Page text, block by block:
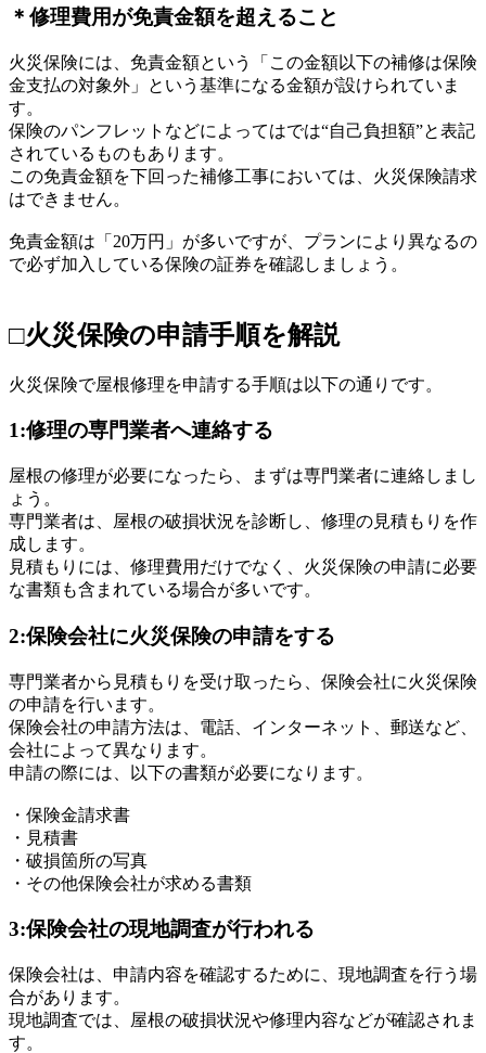
＊修理費用が免責金額を超えること
火災保険には、免責金額という「この金額以下の補修は保険
金支払の対象外」という基準になる金額が設けられていま
す。
保険のパンフレットなどによってはでは“自己負担額”と表記
されているものもあります。
この免責金額を下回った補修工事においては、火災保険請求
はできません。
免責金額は「20万円」が多いですが、プランにより異なるの
で必ず加入している保険の証券を確認しましょう。
□火災保険の申請手順を解説
火災保険で屋根修理を申請する手順は以下の通りです。
1:修理の専門業者へ連絡する
屋根の修理が必要になったら、まずは専門業者に連絡しまし
ょう。
専門業者は、屋根の破損状況を診断し、修理の見積もりを作
成します。
見積もりには、修理費用だけでなく、火災保険の申請に必要
な書類も含まれている場合が多いです。
2:保険会社に火災保険の申請をする
専門業者から見積もりを受け取ったら、保険会社に火災保険
の申請を行います。
保険会社の申請方法は、電話、インターネット、郵送など、
会社によって異なります。
申請の際には、以下の書類が必要になります。
・保険金請求書
・見積書
・破損箇所の写真
・その他保険会社が求める書類
3:保険会社の現地調査が行われる
保険会社は、申請内容を確認するために、現地調査を行う場
合があります。
現地調査では、屋根の破損状況や修理内容などが確認されま
す。